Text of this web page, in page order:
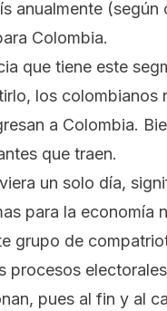
anualmente
Colombia.
que tiene este
los
a Colombia.
que traen.
un solo día,
para la economía
grupo de
pues al fin y al